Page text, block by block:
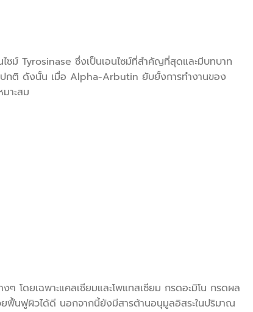
ซม์ Tyrosinase ซึ่งเป็นเอนไซม์ที่สำคัญที่สุดและมีบทบาท
าปกติ ดังนั้น เมื่อ Alpha-Arbutin ยับยั้งการทำงานของ
าะสม
โดยเฉพาะแคลเซียมและโพแทสเซียม กรดอะมิโน กรดผล
ฟื้นฟูผิวได้ดี นอกจากนี้ยังมีสารต้านอนุมูลอิสระในปริมาณ